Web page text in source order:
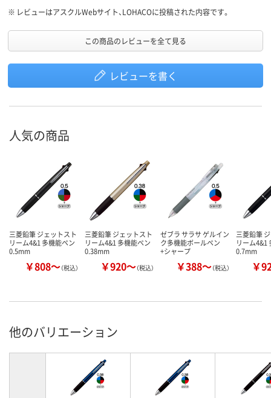
※ レビューはアスクルWebサイト、LOHACOに投稿された内容です。
この商品のレビューを全て見る
レビューを書く
人気の商品
三菱鉛筆 ジェットスト
リーム4&1 多機能ペン
0.5mm
￥808～（税込）
三菱鉛筆 ジェットスト
リーム4&1 多機能ペン
0.38mm
￥920～（税込）
ゼブラ サラサ ゲルイン
ク多機能ボールペン
+シャープ
￥388～（税込）
三菱鉛筆
リーム4&1
0.7mm
￥
他のバリエーション